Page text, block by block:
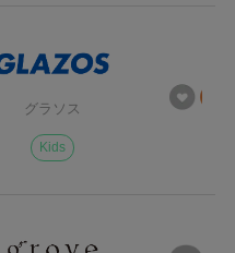
グラソス
Kids